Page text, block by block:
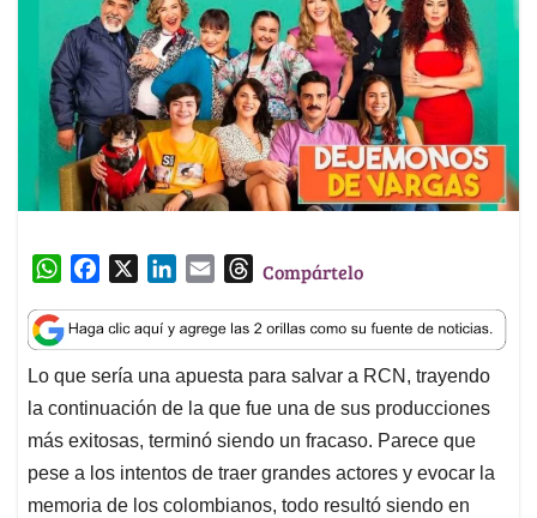
W
a
t
s
A
p
p
c
e
b
o
o
k
n
k
e
d
I
n
a
i
l
T
r
e
a
d
s
Compártelo
Lo que sería una apuesta para salvar a RCN, trayendo
la continuación de la que fue una de sus producciones
más exitosas, terminó siendo un fracaso. Parece que
pese a los intentos de traer grandes actores y evocar la
memoria de los colombianos, todo resultó siendo en